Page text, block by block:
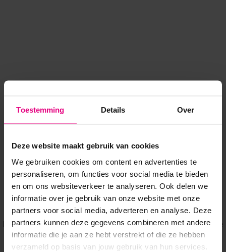
Toestemming Details Over
Deze website maakt gebruik van cookies
We gebruiken cookies om content en advertenties te
personaliseren, om functies voor social media te bieden
en om ons websiteverkeer te analyseren. Ook delen we
informatie over je gebruik van onze website met onze
partners voor social media, adverteren en analyse. Deze
partners kunnen deze gegevens combineren met andere
informatie die je aan ze hebt verstrekt of die ze hebben
verzameld op basis van jouw gebruik van hun services.
Application error: a client-side exception has occurred while
loadingwww.voordeeluitjes.nl (see the browser console for more
information).